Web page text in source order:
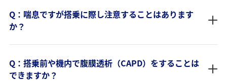
Q：喘息ですが搭乗に際し注意することはあります
か？
Q：搭乗前や機内で腹膜透析（CAPD）をすることは
できますか？